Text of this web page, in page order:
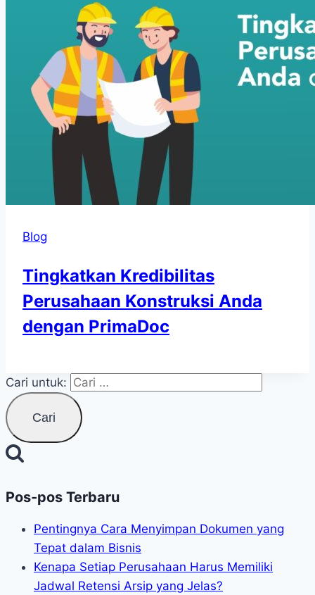
Blog
Tingkatkan Kredibilitas
Perusahaan Konstruksi Anda
dengan PrimaDoc
Cari untuk:
Pos-pos Terbaru
Pentingnya Cara Menyimpan Dokumen yang
Tepat dalam Bisnis
Kenapa Setiap Perusahaan Harus Memiliki
Jadwal Retensi Arsip yang Jelas?